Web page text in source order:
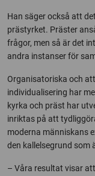
Han säger också att
prästyrket. Präster
frågor, men så är det
andra instanser för
Organisatoriska och
individualisering har
kyrka och präst har
inriktas på att
moderna människans
den kallelsegrund som
– Våra resultat visar